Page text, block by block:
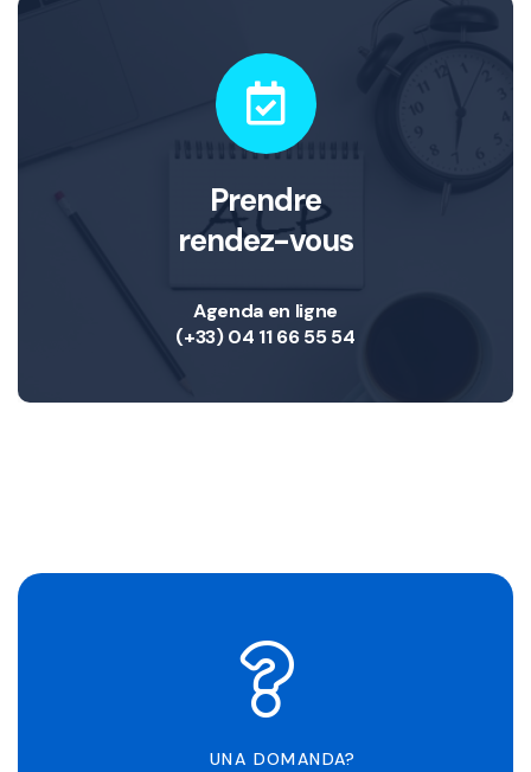
Prendre
rendez-vous
Agenda en ligne
(+33) 04 11 66 55 54
UNA DOMANDA?